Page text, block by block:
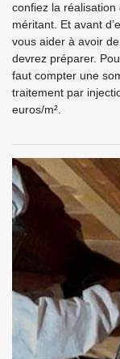
confiez la
méritant. Et avant
vous aider à avoir
devrez préparer.
faut compter une
traitement par
euros/m².